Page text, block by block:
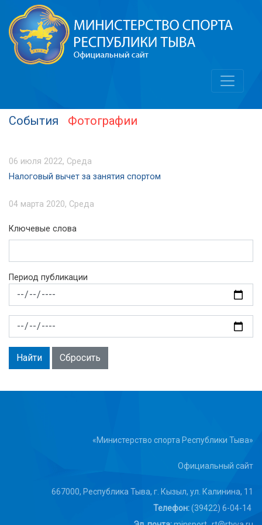
События Фотографии
06 июля 2022, Среда
Налоговый вычет за занятия спортом
04 марта 2020, Среда
Ключевые слова
Период публикации
Сбросить
«Министерство спорта Республики Тыва»
Официальный сайт
667000, Республика Тыва, г. Кызыл, ул. Калинина, 11
Телефон:(39422) 6-04-14